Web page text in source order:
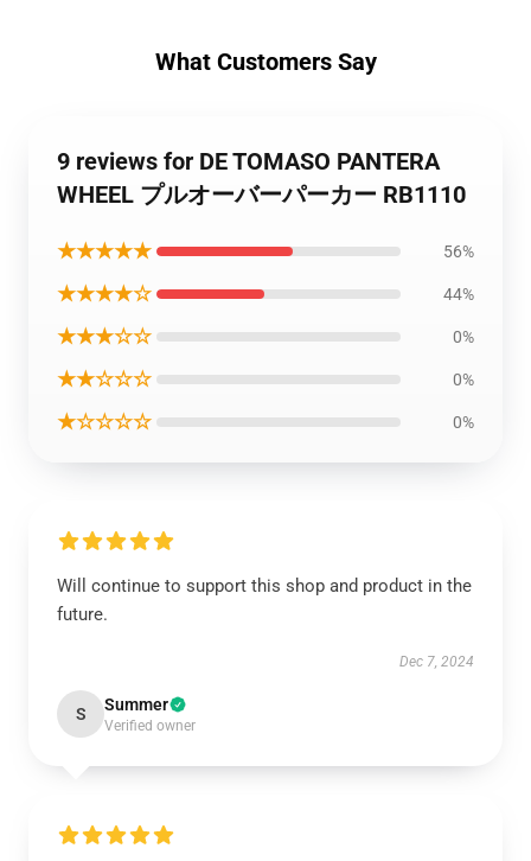
What Customers Say
9 reviews for DE TOMASO PANTERA
WHEEL プルオーバーパーカー RB1110
★★★★★ 56%
★★★★☆ 44%
★★★☆☆ 0%
★★☆☆☆ 0%
★☆☆☆☆ 0%
Will continue to support this shop and product in the
future.
Dec 7, 2024
S Summer
Verified owner